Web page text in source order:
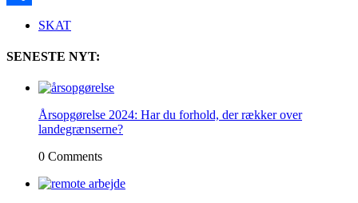
SKAT
SENESTE NYT:
Årsopgørelse 2024: Har du forhold, der rækker over
landegrænserne?
0 Comments